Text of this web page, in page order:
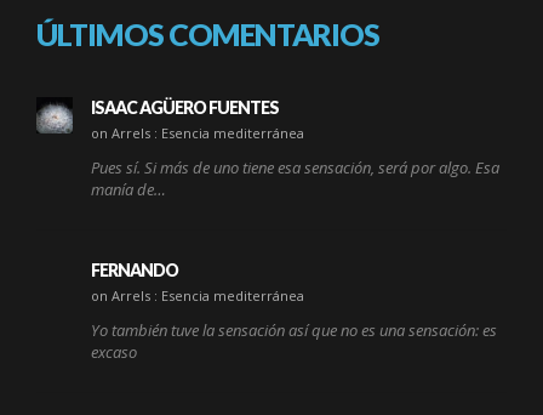
ÚLTIMOS COMENTARIOS
ISAAC AGÜERO FUENTES
on Arrels : Esencia mediterránea
Pues sí. Si más de uno tiene esa sensación, será por algo. Esa
manía de…
FERNANDO
on Arrels : Esencia mediterránea
Yo también tuve la sensación así que no es una sensación: es
excaso